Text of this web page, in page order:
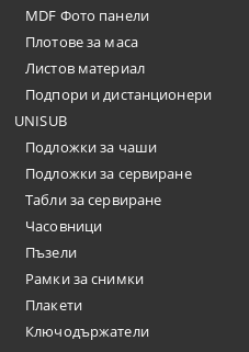
MDF Фото панели
Плотове за маса
Листов материал
Подпори и дистанционери
UNISUB
Подложки за чаши
Подложки за сервиране
Табли за сервиране
Часовници
Пъзели
Рамки за снимки
Плакети
Ключодържатели